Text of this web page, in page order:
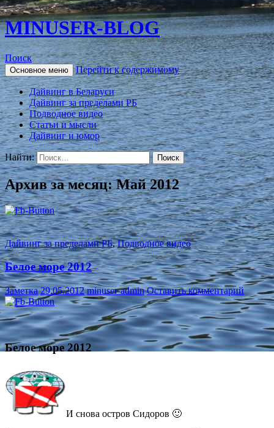
MINUSER-BLOG
Поиск
Основное меню Перейти к содержимому
Дайвинг в Беларуси
Дайвинг за пределами РБ
Подводное видео
Статьи и мысли
Дайвинг и юмор
Найти:
Архив за месяц: Май 2012
Дайвинг за пределами РБ,Подводное видео
Белое море 2012
Заметка 29.05.2012 minuser-admin Оставить комментарий
Белое море 2012
И снова остров Сидоров 🙂